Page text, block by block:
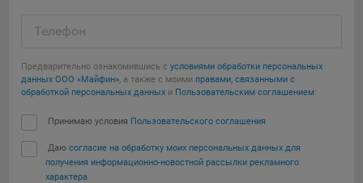
сервис показа контекстной рекламы. Адрес: Yandex
Google Ads - сервис показа контекстной рекламы,
предоставляемый компанией Google Ireland Ltd, Gordon
Сохранить мои изменения
Телефон
Предварительно ознакомившись с условиями обработки персональных
данных ООО «Майфин», а также с моими правами, связанными с
обработкой персональных данных и Пользовательским соглашением:
Принимаю условия Пользовательского соглашения
Даю согласие на обработку моих персональных данных для
получения информационно-новостной рассылки рекламного
характера